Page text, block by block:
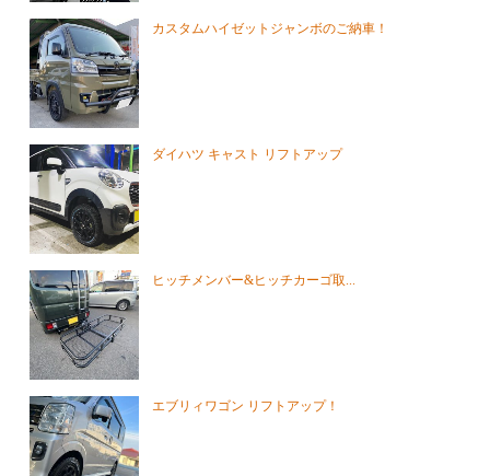
カスタムハイゼットジャンボのご納車！
ダイハツ キャスト リフトアップ
ヒッチメンバー&ヒッチカーゴ取...
エブリィワゴン リフトアップ！